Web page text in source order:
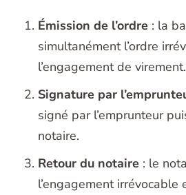
Émission de l’ordre : la
simultanément l’ordre
l’engagement de virement.
Signature par
signé par l’emprunteur
notaire.
Retour du notaire : le
l’engagement irrévocable